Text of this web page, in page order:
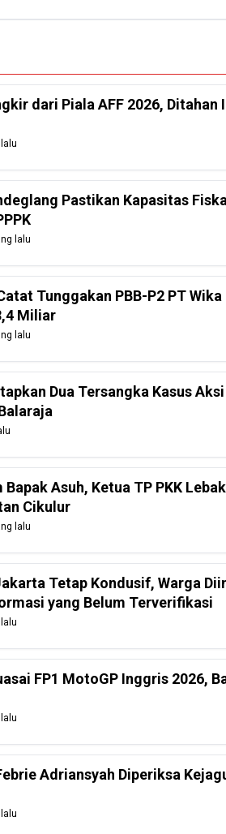
dari Piala AFF 2026, Ditahan
Pastikan Kapasitas
lalu
Tunggakan PBB-P2 PT
Miliar
lalu
Dua Tersangka Kasus
Asuh, Ketua TP PKK
Cikulur
lalu
Tetap Kondusif, Warga
yang Belum Terverifikasi
FP1 MotoGP Inggris 2026,
Adriansyah Diperiksa